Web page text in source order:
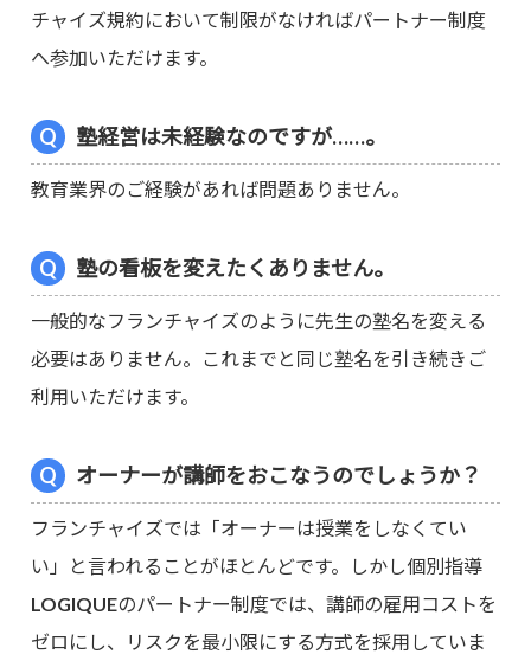
チャイズ規約において制限がなければパートナー制度
へ参加いただけます。
塾経営は未経験なのですが……。
教育業界のご経験があれば問題ありません。
塾の看板を変えたくありません。
一般的なフランチャイズのように先生の塾名を変える
必要はありません。これまでと同じ塾名を引き続きご
利用いただけます。
オーナーが講師をおこなうのでしょうか？
フランチャイズでは「オーナーは授業をしなくてい
い」と言われることがほとんどです。しかし個別指導
LOGIQUEのパートナー制度では、講師の雇用コストを
ゼロにし、リスクを最小限にする方式を採用していま